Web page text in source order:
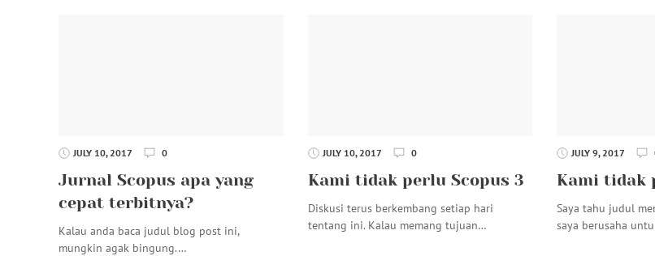
JULY 10, 2017 0
Jurnal Scopus apa yang
cepat terbitnya?
Kalau anda baca judul blog post ini,
mungkin agak bingung.…
JULY 10, 2017 0
Kami tidak perlu Scopus 3
Diskusi terus berkembang setiap hari
tentang ini. Kalau memang tujuan…
JULY 9, 2017
Kami tidak
Saya tahu judul
saya berusaha